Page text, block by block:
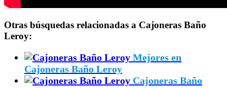
Otras búsquedas relacionadas a Cajoneras Baño
Leroy:
Mejores en
Cajoneras Baño Leroy
Cajoneras Baño